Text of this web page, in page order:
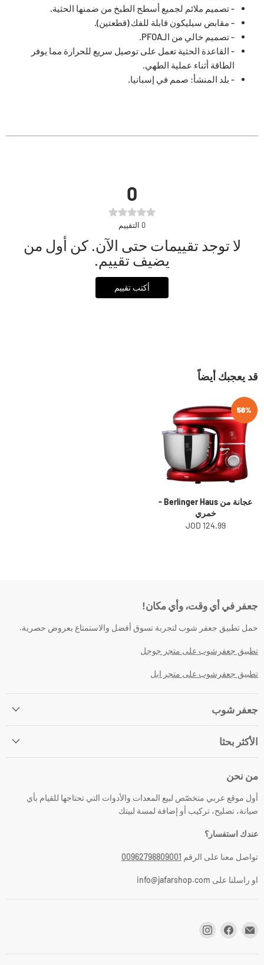
- تصميم ملائم لجميع أسطح الطبخ من ضمنها الحثية.
- مقابض سيليكون قابلة للفك (قطعتين).
- تصميم خالي من الـPFOA.
- القاعدة الحثية تعمل على توصيل سريع للحرارة مما يوفر
الطاقة أثناء عملية الطهي.
- بلد المنشأ: صمم في إسبانيا.
0
0 التقييم
لا توجد تقييمات حتى الآن. كن أول من
يضيف تقييم.
أكتب تقييم
قد يعجبك أيضاً
56%
عجانة من Berlinger Haus -
خمري
124.99 JOD
جعفر في أي وقت، وأي مكان!
حمل تطبيق جعفر شوب لتجربة تسوق أفضل والاستمتاع بعروض حصرية.
تطبيق جعفرشوب على متجر جوجل
تطبيق جعفرشوب على متجر ابل
جعفر شوب
الأكثر بحثا
من نحن
أول موقع عربي متخصّص لبيع المعدات والأدوات التي تحتاجها للقيام بأي
صيانة، تصليح، تركيب أو إضافة لمسة لبيتك
عندك استفسار؟
تواصل معنا على الرقم 00962798809001
او راسلنا على info@jafarshop.com